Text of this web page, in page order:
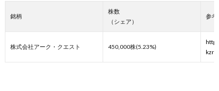
銘柄
株数
（シェア）
参考
株式会社アーク・クエスト 450,000株(5.23%)
kzr/